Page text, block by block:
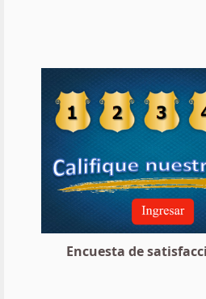
Encuesta de